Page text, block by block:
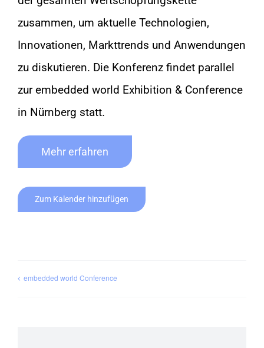
zusammen, um aktuelle Technologien,
Innovationen, Markttrends und Anwendungen
zu diskutieren. Die Konferenz findet parallel
zur embedded world Exhibition & Conference
in Nürnberg statt.
Mehr erfahren
Zum Kalender hinzufügen
embedded world Conference